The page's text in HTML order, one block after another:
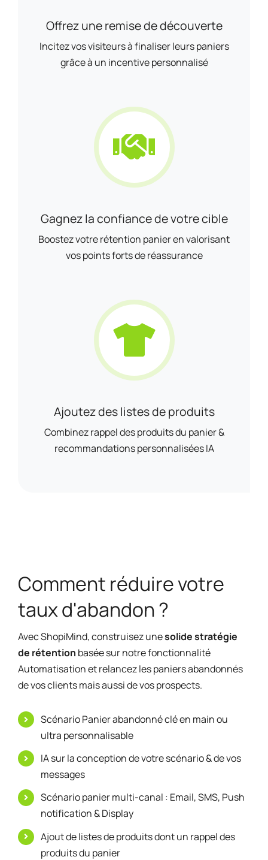
Offrez une remise de découverte
Incitez vos visiteurs à finaliser leurs paniers
grâce à un incentive personnalisé
Gagnez la confiance de votre cible
Boostez votre rétention panier en valorisant
vos points forts de réassurance
Ajoutez des listes de produits
Combinez rappel des produits du panier &
recommandations personnalisées IA
Comment réduire votre
taux d'abandon ?
Avec ShopiMind, construisez unesolide stratégie
de rétention basée sur notre fonctionnalité
Automatisation et relancez les paniers abandonnés
de vos clients mais aussi de vos prospects.
Scénario Panier abandonné clé en main ou
ultra personnalisable
IA sur la conception de votre scénario & de vos
messages
Scénario panier multi-canal : Email, SMS, Push
notification & Display
Ajout de listes de produits dont un rappel des
produits du panier